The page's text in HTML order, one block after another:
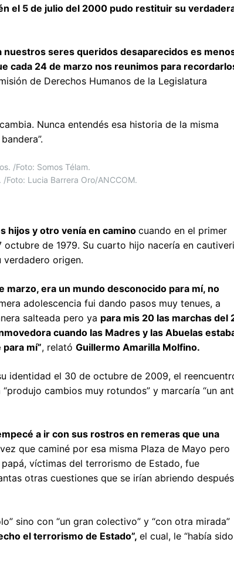
el 5 de julio del 2000 pudo restituir su
nuestros seres queridos desaparecidos es
cada 24 de marzo nos reunimos para
de Derechos Humanos de la Legislatura
Nunca entendés esa historia de la misma
Foto: Lucia Barrera Oro/ANCCOM.
hijos y otro venía en camino cuando en el primer
de 1979. Su cuarto hijo nacería en
verdadero origen.
marzo, era un mundo desconocido para mí, no
adolescencia fui dando pasos muy tenues, a
salteada pero ya para mis 20 las marchas del
cuando las Madres y las Abuelas
mí”, relató Guillermo Amarilla Molfino.
identidad el 30 de octubre de 2009, el
cambios muy rotundos” y marcaría “un
a ir con sus rostros en remeras que una
que caminé por esa misma Plaza de Mayo pero
víctimas del terrorismo de Estado, fue
otras cuestiones que se irían abriendo
sino con “un gran colectivo” y “con otra mirada”
el terrorismo de Estado”, el cual, le “había sido